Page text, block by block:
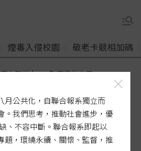
煙毒入侵校園 敬老卡競相加碼
南向新世力 政府能做什麼
育南向人才 吳
考
月公共化，自聯合報系獨立而
。我們思考，推動社會進步，優
、不容中斷。聯合報系即起以
題，環繞永續、關懷、監督，推